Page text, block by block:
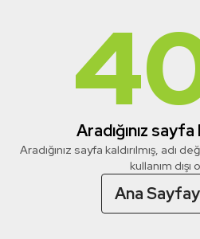
Aradığınız
Aradığınız sayfa kaldırılmış, adı
kullanım dışı
Ana